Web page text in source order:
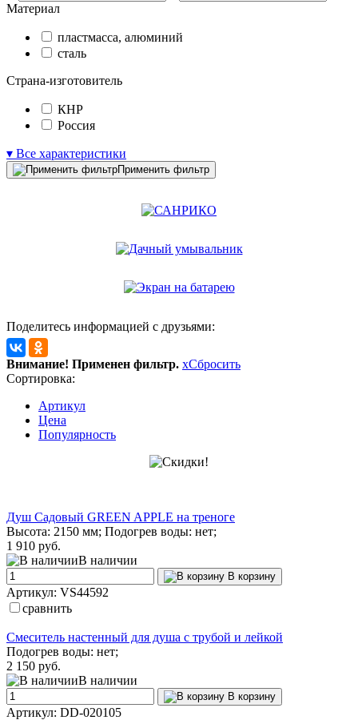
Материал
пластмасса, алюминий
сталь
Страна-изготовитель
КНР
Россия
▾ Все характеристики
Применить фильтр
Поделитесь информацией с друзьями:
Внимание! Применен фильтр. xСбросить
Сортировка:
Артикул
Цена
Популярность
Душ Садовый GREEN APPLE на треноге
Высота: 2150 мм; Подогрев воды: нет;
1 910 руб.
В наличии
В корзину
Артикул: VS44592
сравнить
Смеситель настенный для душа с трубой и лейкой
Подогрев воды: нет;
2 150 руб.
В наличии
В корзину
Артикул: DD-020105